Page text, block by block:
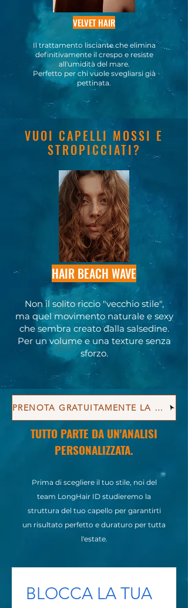
VELVET HAIR
Il trattamento lisciante che elimina
definitivamente il crespo e resiste
all'umidità del mare.
Perfetto per chi vuole svegliarsi già
pettinata.
VUOI CAPELLI MOSSI E
STROPICCIATI?
HAIR BEACH WAVE
Non il solito riccio "vecchio stile",
ma quel movimento naturale e sexy
che sembra creato dalla salsedine.
Per un volume e una texture senza
sforzo.
PRENOTA GRATUITAMENTE LA TUA DIAGNOSI ESTIVA
TUTTO PARTE DA UN'ANALISI
PERSONALIZZATA.
Prima di scegliere il tuo stile, noi del
team LongHair ID studieremo la
struttura del tuo capello per garantirti
un risultato perfetto e duraturo per tutta
l'estate.
BLOCCA LA TUA